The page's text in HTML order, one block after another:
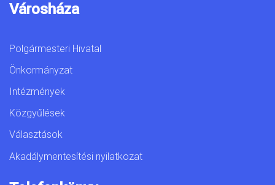
Városháza
Polgármesteri Hivatal
Önkormányzat
Intézmények
Közgyűlések
Választások
Akadálymentesítési nyilatkozat